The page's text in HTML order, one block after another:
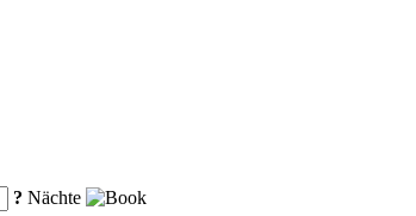
? Nächte